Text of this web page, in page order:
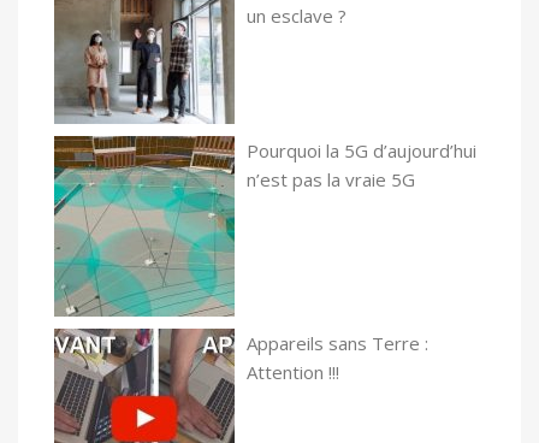
un esclave ?
Pourquoi la 5G d’aujourd’hui
n’est pas la vraie 5G
Appareils sans Terre :
Attention !!!